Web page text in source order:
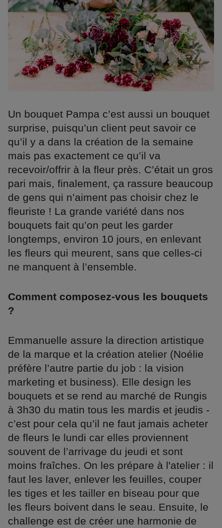
Un bouquet Pampa c’est aussi un bouquet
surprise, puisqu’un client peut savoir ce
qu’il y a dans la création de la semaine
mais pas exactement ce qu’il va
recevoir/offrir à la fleur près. C’était un gros
pari mais, finalement, ça rassure beaucoup
de gens qui n’aiment pas choisir chez le
fleuriste ! La grande variété dans nos
bouquets fait qu’on peut les garder
longtemps, environ 10 jours, en enlevant
les fleurs qui meurent, sans que celles-ci
ne manquent à l’ensemble.
Comment composez-vous les bouquets
?
Emmanuelle assure la direction artistique
de la marque et la création atelier (Noélie
préfère l’autre partie du job : la vision
marketing et business). Elle design les
bouquets et se rend au marché de Rungis
à 3h30 du matin tous les mardis et jeudis -
c’est pour cela qu’il ne faut jamais acheter
de fleurs le lundi car elles proviennent
souvent de l’arrivage du jeudi et sont
moins fraîches. On les prépare à l'atelier : il
faut les laver, enlever les feuilles, couper
les tiges et les tailler en biseau pour que
les fleurs boivent dans le seau. Ensuite, le
challenge est de créer une harmonie de